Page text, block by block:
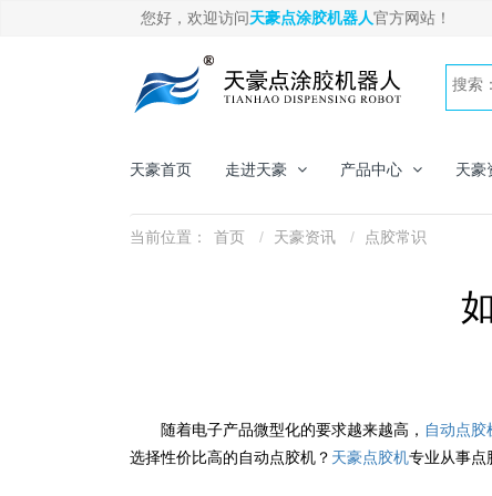
您好，欢迎访问天豪点涂胶机器人官方网站！
天豪首页 走进天豪 产品中心 天豪
当前位置： 首页 天豪资讯 点胶常识
随着电子产品微型化的要求越来越高， 自动点胶
选择性价比高的自动点胶机？ 天豪点胶机专业从事点